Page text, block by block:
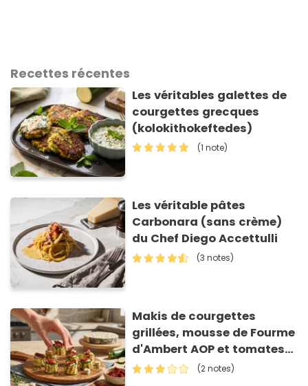
Recettes récentes
Les véritables galettes de
courgettes grecques
(kolokithokeftedes)
(1 note)
Les véritable pâtes
Carbonara (sans crème)
du Chef Diego Accettulli
(3 notes)
Makis de courgettes
grillées, mousse de Fourme
d'Ambert AOP et tomates
séchées
(2 notes)